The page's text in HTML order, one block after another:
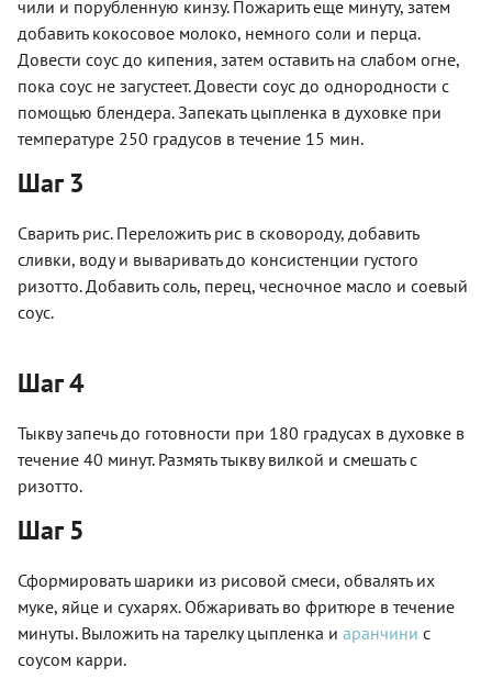
чили и порубленную кинзу. Пожарить еще минуту, затем
добавить кокосовое молоко, немного соли и перца.
Довести соус до кипения, затем оставить на слабом огне,
пока соус не загустеет. Довести соус до однородности с
помощью блендера. Запекать цыпленка в духовке при
температуре 250 градусов в течение 15 мин.
Шаг 3
Сварить рис. Переложить рис в сковороду, добавить
сливки, воду и вываривать до консистенции густого
ризотто. Добавить соль, перец, чесночное масло и соевый
соус.
Шаг 4
Тыкву запечь до готовности при 180 градусах в духовке в
течение 40 минут. Размять тыкву вилкой и смешать с
ризотто.
Шаг 5
Сформировать шарики из рисовой смеси, обвалять их
муке, яйце и сухарях. Обжаривать во фритюре в течение
минуты. Выложить на тарелку цыпленка и аранчини с
соусом карри.